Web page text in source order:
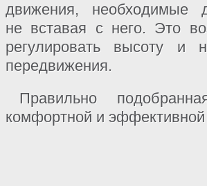
движения, необходимые
не вставая с него. Это
регулировать высоту и
передвижения.
Правильно
комфортной и эффективной